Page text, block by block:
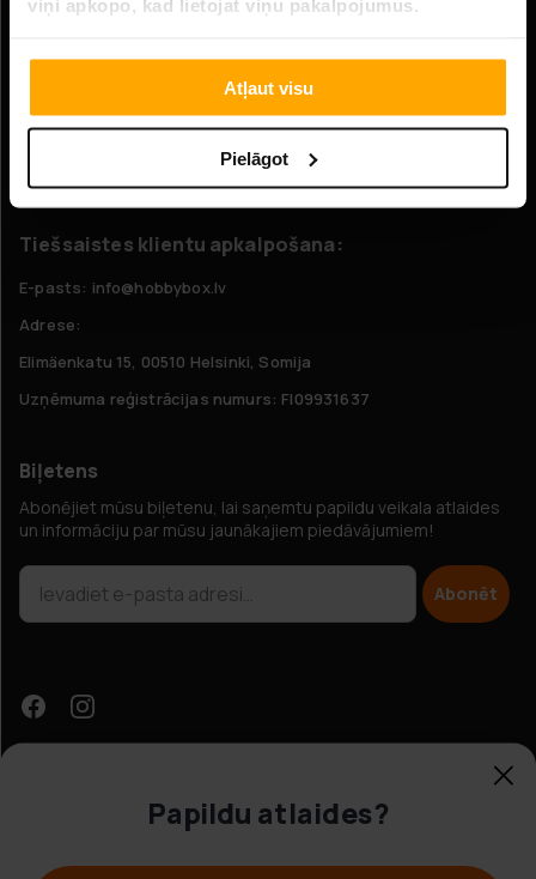
viņi apkopo, kad lietojat viņu pakalpojumus.
Atļaut visu
Pielāgot
Pretenzijas
Tiešsaistes klientu apkalpošana:
E-pasts: info@hobbybox.lv
Adrese:
Elimäenkatu 15, 00510 Helsinki, Somija
Uzņēmuma reģistrācijas numurs: FI09931637
Biļetens
Abonējiet mūsu biļetenu, lai saņemtu papildu veikala atlaides
un informāciju par mūsu jaunākajiem piedāvājumiem!
Abonēt
Papildu atlaides?